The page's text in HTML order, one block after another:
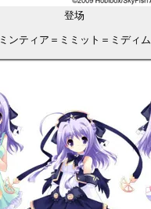
登场
ミンティア＝ミミット＝ミディム